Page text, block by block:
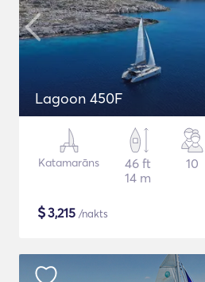
Lagoon 450F
Katamarāns
46 ft
14 m
10
$3,215 /nakts